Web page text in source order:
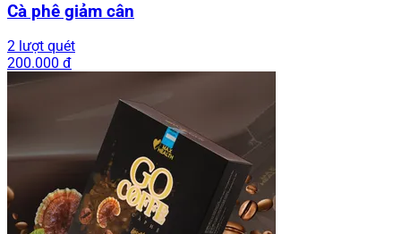
Cà phê giảm cân
2 lượt quét
200.000 đ